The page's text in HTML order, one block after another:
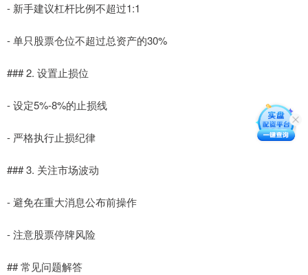
- 新手建议杠杆比例不超过1:1
- 单只股票仓位不超过总资产的30%
### 2. 设置止损位
- 设定5%-8%的止损线
- 严格执行止损纪律
### 3. 关注市场波动
- 避免在重大消息公布前操作
- 注意股票停牌风险
## 常见问题解答